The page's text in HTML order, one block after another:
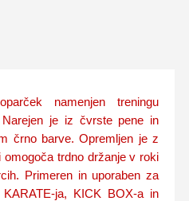
namenjen treningu
je iz čvrste pene in
črno barve. Opremljen je z
trdno držanje v roki
Primeren in uporaben za
KARATE-ja, KICK BOX-a in